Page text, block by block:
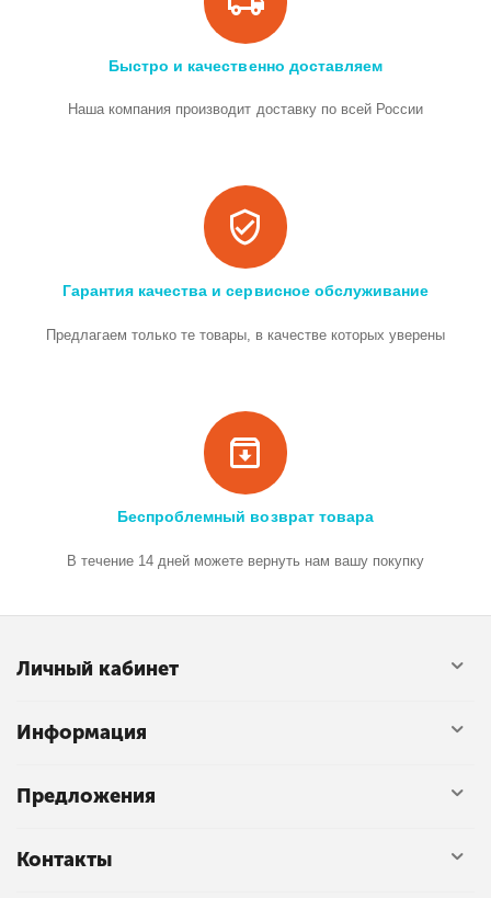
Быстро и качественно доставляем
Наша компания производит доставку по всей России
Гарантия качества и сервисное обслуживание
Предлагаем только те товары, в качестве которых уверены
Беспроблемный возврат товара
В течение 14 дней можете вернуть нам вашу покупку
Личный кабинет
Информация
Предложения
Контакты